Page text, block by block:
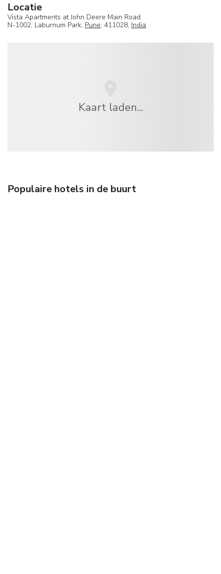
Locatie
Vista Apartments at John Deere Main Road
N-1002, Laburnum Park, Pune, 411028, India
Kaart laden...
Populaire hotels in de buurt